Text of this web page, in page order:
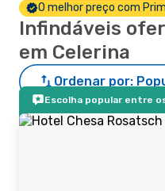
O melhor preço com
Infindáveis
em Celerina
Ordenar por:
Escolha popular entre